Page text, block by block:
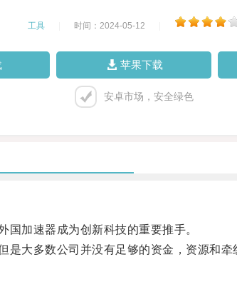
工具 时间：2024-05-12
苹果下载
安卓市场，安全绿色
加速器成为创新科技的重要推手。
大多数公司并没有足够的资金，资源和牵